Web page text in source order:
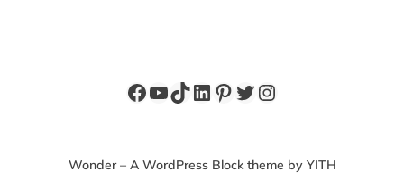
Facebook
YouTube
TikTok
LinkedIn
Pinterest
X Instagram
Wonder – A WordPress Block theme by YITH